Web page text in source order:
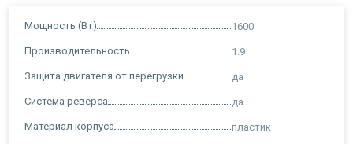
Мощность (Вт) 1600
Производительность 1.9
Защита двигателя от перегрузки да
Система реверса да
Материал корпуса пластик